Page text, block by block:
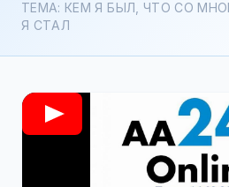
ТЕМА: КЕМ Я БЫЛ, ЧТО СО
Я СТАЛ